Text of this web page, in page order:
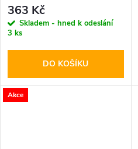
363 Kč
Skladem - hned k odeslání
3 ks
DO KOŠÍKU
Akce